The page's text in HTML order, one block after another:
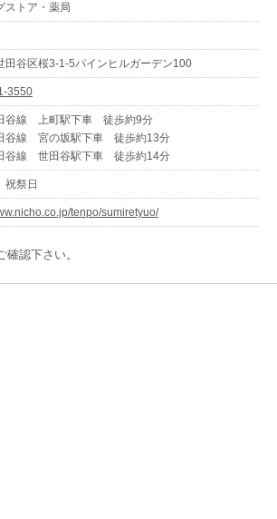
ストア・薬局
田谷区桜3-1-5パインヒルガーデン100
3550
谷線 上町駅下車 徒歩約9分
谷線 宮の坂駅下車 徒歩約13分
谷線 世田谷駅下車 徒歩約14分
祭日
tenpo/sumiretyuo/
認下さい。